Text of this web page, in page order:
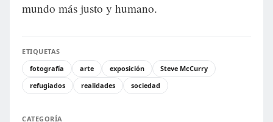
mundo más justo y humano.
ETIQUETAS
fotografía
arte exposición
Steve McCurry
refugiados
realidades sociedad
CATEGORÍA